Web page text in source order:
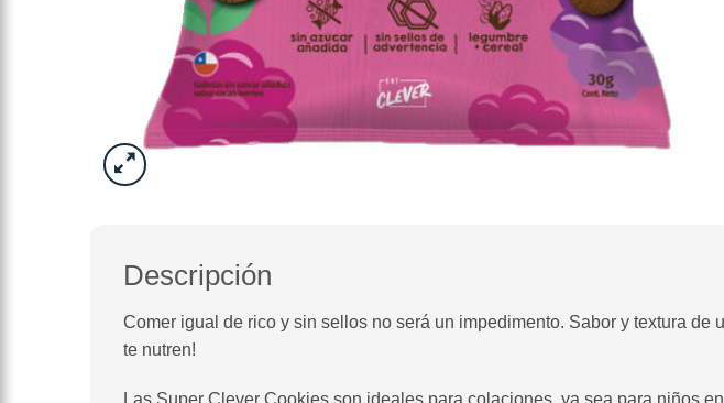
Descripción
Comer igual de rico y sin sellos no será un impedimento. Sabor y textura
te nutren!